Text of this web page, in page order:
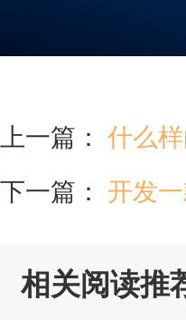
上一篇： 什么
下一篇： 开发
相关阅读推